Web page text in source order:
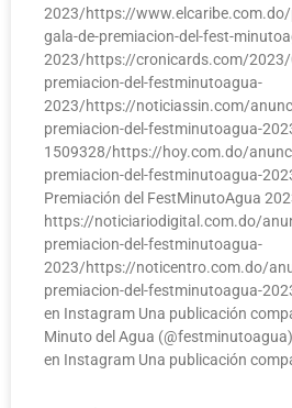
2023/https://
gala-de-premiacion-del-fest-
2023/https://cronicards.com/
premiacion-del-festminutoagua-
2023/https://noticiassin.com/
premiacion-del-festminutoagua-
1509328/https://hoy.com.do/
premiacion-del-festminutoagua-
Premiación del FestMinutoAgua
https://noticiariodigital.com.do/
premiacion-del-festminutoagua-
2023/https://noticentro.com.do/
premiacion-del-festminutoagua-
en Instagram Una publicación
Minuto del Agua
en Instagram Una publicación